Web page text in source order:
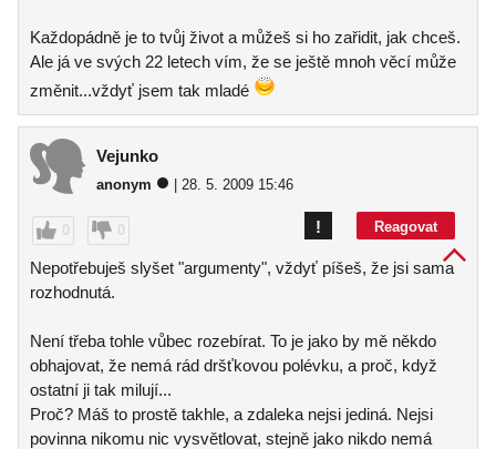
Každopádně je to tvůj život a můžeš si ho zařidit, jak chceš.
Ale já ve svých 22 letech vím, že se ještě mnoh věcí může
změnit...vždyť jsem tak mladé
Vejunko
anonym | 28. 5. 2009 15:46
0 0 Reagovat
!
Nepotřebuješ slyšet "argumenty", vždyť píšeš, že jsi sama
rozhodnutá.
Není třeba tohle vůbec rozebírat. To je jako by mě někdo
obhajovat, že nemá rád dršťkovou polévku, a proč, když
ostatní ji tak milují...
Proč? Máš to prostě takhle, a zdaleka nejsi jediná. Nejsi
povinna nikomu nic vysvětlovat, stejně jako nikdo nemá